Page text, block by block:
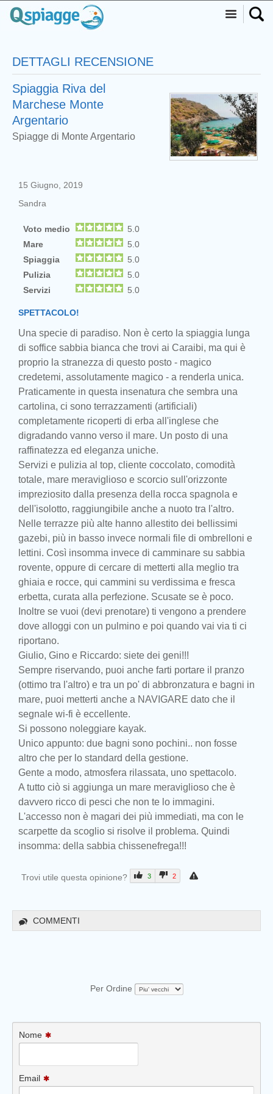
DETTAGLI RECENSIONE
Spiaggia Riva del
Marchese Monte
Argentario
Spiagge di Monte Argentario
15 Giugno, 2019
Sandra
Voto medio
5.0
Mare
5.0
Spiaggia
5.0
Pulizia
5.0
Servizi
5.0
SPETTACOLO!
Una specie di paradiso. Non è certo la spiaggia lunga
di soffice sabbia bianca che trovi ai Caraibi, ma qui è
proprio la stranezza di questo posto - magico
credetemi, assolutamente magico - a renderla unica.
Praticamente in questa insenatura che sembra una
cartolina, ci sono terrazzamenti (artificiali)
completamente ricoperti di erba all'inglese che
digradando vanno verso il mare. Un posto di una
raffinatezza ed eleganza uniche.
Servizi e pulizia al top, cliente coccolato, comodità
totale, mare meraviglioso e scorcio sull'orizzonte
impreziosito dalla presenza della rocca spagnola e
dell'isolotto, raggiungibile anche a nuoto tra l'altro.
Nelle terrazze più alte hanno allestito dei bellissimi
gazebi, più in basso invece normali file di ombrelloni e
lettini. Così insomma invece di camminare su sabbia
rovente, oppure di cercare di metterti alla meglio tra
ghiaia e rocce, qui cammini su verdissima e fresca
erbetta, curata alla perfezione. Scusate se è poco.
Inoltre se vuoi (devi prenotare) ti vengono a prendere
dove alloggi con un pulmino e poi quando vai via ti ci
riportano.
Giulio, Gino e Riccardo: siete dei geni!!!
Sempre riservando, puoi anche farti portare il pranzo
(ottimo tra l'altro) e tra un po' di abbronzatura e bagni in
mare, puoi metterti anche a NAVIGARE dato che il
segnale wi-fi è eccellente.
Si possono noleggiare kayak.
Unico appunto: due bagni sono pochini.. non fosse
altro che per lo standard della gestione.
Gente a modo, atmosfera rilassata, uno spettacolo.
A tutto ciò si aggiunga un mare meraviglioso che è
davvero ricco di pesci che non te lo immagini.
L'accesso non è magari dei più immediati, ma con le
scarpette da scoglio si risolve il problema. Quindi
insomma: della sabbia chissenefrega!!!
Trovi utile questa opinione? 3 2
COMMENTI
Per Ordine
Nome
Email